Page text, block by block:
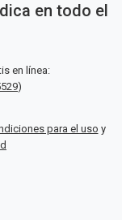
en todo el
en línea:
)
para el uso y